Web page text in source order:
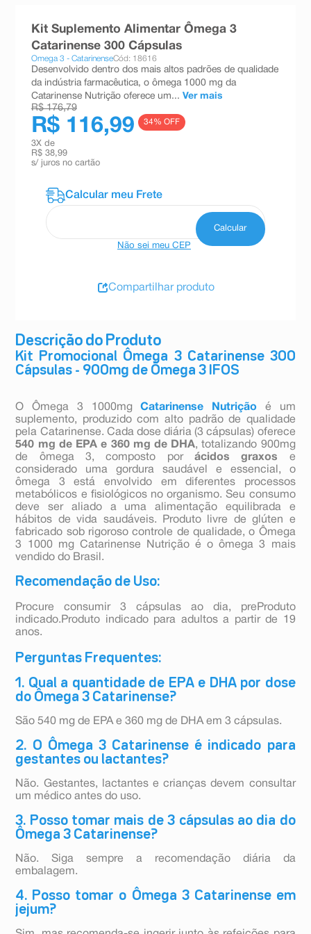
Descrição do Produto
Kit Promocional Ômega 3 Catarinense 300
Cápsulas - 900mg de Ômega 3 IFOS
O Ômega 3 1000mgCatarinense Nutrição é um
suplemento, produzido com alto padrão de qualidade
pela Catarinense. Cada dose diária (3 cápsulas) oferece
540 mg de EPA e 360 mg de DHA, totalizando 900mg
de ômega 3, composto por ácidos graxos e
considerado uma gordura saudável e essencial, o
ômega 3 está envolvido em diferentes processos
metabólicos e fisiológicos no organismo. Seu consumo
deve ser aliado a uma alimentação equilibrada e
hábitos de vida saudáveis. Produto livre de glúten e
fabricado sob rigoroso controle de qualidade, o Ômega
3 1000 mg Catarinense Nutrição é o ômega 3 mais
vendido do Brasil.
Recomendação de Uso:
Procure consumir 3 cápsulas ao dia, preProduto
indicado.Produto indicado para adultos a partir de 19
anos.
Perguntas Frequentes:
1. Qual a quantidade de EPA e DHA por dose
do Ômega 3 Catarinense?
São 540 mg de EPA e 360 mg de DHA em 3 cápsulas.
2. O Ômega 3 Catarinense é indicado para
gestantes ou lactantes?
Não. Gestantes, lactantes e crianças devem consultar
um médico antes do uso.
3. Posso tomar mais de 3 cápsulas ao dia do
Ômega 3 Catarinense?
Não. Siga sempre a recomendação diária da
embalagem.
4. Posso tomar o Ômega 3 Catarinense em
jejum?
Kit Suplemento Alimentar Ômega 3
Catarinense 300 Cápsulas
Omega 3 - CatarinenseCód: 18616
Desenvolvido dentro dos mais altos padrões de qualidade
da indústria farmacêutica, o ômega 1000 mg da
Catarinense Nutrição oferece um... Ver mais
R$ 176,79
R$ 116,99 34% OFF
3X de
R$ 38,99
s/ juros no cartão
Não sei meu CEP
Compartilhar produto
absorvente
10ºshampoo